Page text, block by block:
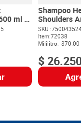
ml +
550 ml
Shampoo
Shoulders
Resequedad
SKU :
Item:72038
Mililitro: $70.00
$ 26.